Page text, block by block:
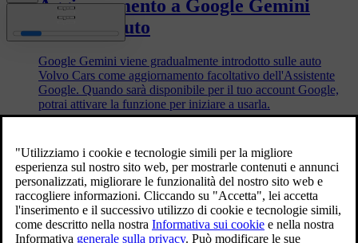
Aggiornamento a Google Gemini
nella tua auto
Google Gemini viene gradualmente introdotto sulle auto
Volvo Cars come aggiornamento facoltativo dell'Assistente
Google. Quando sarà disponibile per il tuo account Google,
potrai attivare la funzione per iniziare a usarla.
Ricerca delle stazioni di ricarica
Le informazioni sulle stazioni di ricarica collegate al servizio
di ricarica pubblica (VPCS) si trovano nel display centrale e
nell'app Volvo Cars.